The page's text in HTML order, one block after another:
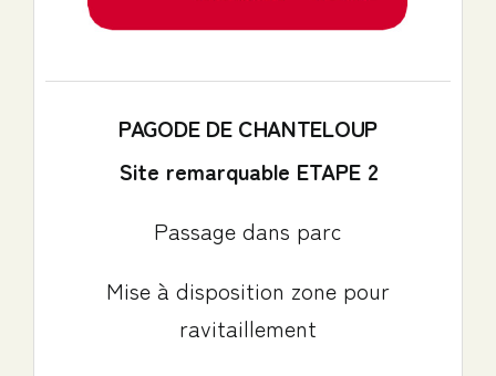
PAGODE DE CHANTELOUP
Site remarquable ETAPE 2
Passage dans parc
Mise à disposition zone pour
ravitaillement